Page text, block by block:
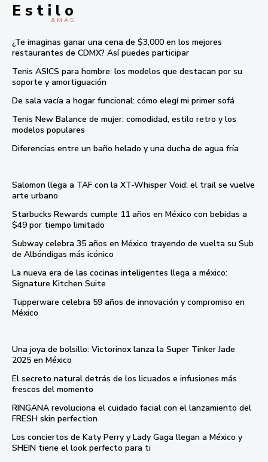
E s t i l o
& M À S
¿Te imaginas ganar una cena de $3,000 en los mejores
restaurantes de CDMX? Así puedes participar
Tenis ASICS para hombre: los modelos que destacan por su
soporte y amortiguación
De sala vacía a hogar funcional: cómo elegí mi primer sofá
Tenis New Balance de mujer: comodidad, estilo retro y los
modelos populares
Diferencias entre un baño helado y una ducha de agua fría
Salomon llega a TAF con la XT-Whisper Void: el trail se vuelve
arte urbano
Starbucks Rewards cumple 11 años en México con bebidas a
$49 por tiempo limitado
Subway celebra 35 años en México trayendo de vuelta su Sub
de Albóndigas más icónico
La nueva era de las cocinas inteligentes llega a méxico:
Signature Kitchen Suite
Tupperware celebra 59 años de innovación y compromiso en
México
Una joya de bolsillo: Victorinox lanza la Super Tinker Jade
2025 en México
El secreto natural detrás de los licuados e infusiones más
frescos del momento
RINGANA revoluciona el cuidado facial con el lanzamiento del
FRESH skin perfection
Los conciertos de Katy Perry y Lady Gaga llegan a México y
SHEIN tiene el look perfecto para ti